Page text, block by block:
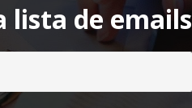
lista de emails